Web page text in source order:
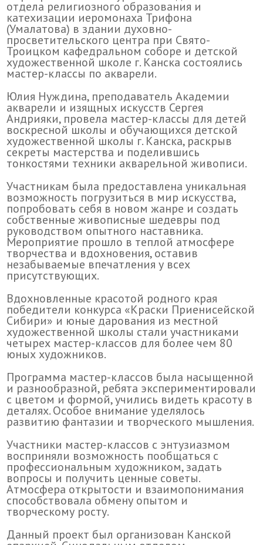
отдела религиозного образования и
катехизации иеромонаха Трифона
(Умалатова) в здании духовно-
просветительского центра при Свято-
Троицком кафедральном соборе и детской
художественной школе г. Канска состоялись
мастер-классы по акварели.
Юлия Нуждина, преподаватель Академии
акварели и изящных искусств Сергея
Андрияки, провела мастер-классы для детей
воскресной школы и обучающихся детской
художественной школы г. Канска, раскрыв
секреты мастерства и поделившись
тонкостями техники акварельной живописи.
Участникам была предоставлена уникальная
возможность погрузиться в мир искусства,
попробовать себя в новом жанре и создать
собственные живописные шедевры под
руководством опытного наставника.
Мероприятие прошло в теплой атмосфере
творчества и вдохновения, оставив
незабываемые впечатления у всех
присутствующих.
Вдохновленные красотой родного края
победители конкурса «Краски Приенисейской
Сибири» и юные дарования из местной
художественной школы стали участниками
четырех мастер-классов для более чем 80
юных художников.
Программа мастер-классов была насыщенной
и разнообразной, ребята экспериментировали
с цветом и формой, учились видеть красоту в
деталях. Особое внимание уделялось
развитию фантазии и творческого мышления.
Участники мастер-классов с энтузиазмом
восприняли возможность пообщаться с
профессиональным художником, задать
вопросы и получить ценные советы.
Атмосфера открытости и взаимопонимания
способствовала обмену опытом и
творческому росту.
Данный проект был организован Канской